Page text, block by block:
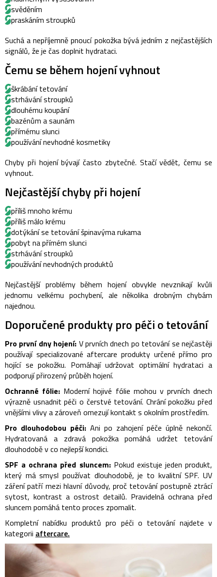
svěděním
praskáním stroupků
Suchá a nepříjemně pnoucí pokožka bývá jedním z nejčastějších
signálů, že je čas doplnit hydrataci.
Čemu se během hojení vyhnout
škrábání tetování
strhávání stroupků
dlouhému koupání
bazénům a saunám
přímému slunci
používání nevhodné kosmetiky
Chyby při hojení bývají často zbytečné. Stačí vědět, čemu se
vyhnout.
Nejčastější chyby při hojení
příliš mnoho krému
příliš málo krému
dotýkání se tetování špinavýma rukama
pobyt na přímém slunci
strhávání stroupků
používání nevhodných produktů
Nejčastější problémy během hojení obvykle nevznikají kvůli
jednomu velkému pochybení, ale několika drobným chybám
najednou.
Doporučené produkty pro péči o tetování
Pro první dny hojení: V prvních dnech po tetování se nejčastěji
používají specializované aftercare produkty určené přímo pro
hojící se pokožku. Pomáhají udržovat optimální hydrataci a
podporují přirozený průběh hojení.
Ochranné fólie: Moderní hojivé fólie mohou v prvních dnech
výrazně usnadnit péči o čerstvé tetování. Chrání pokožku před
vnějšími vlivy a zároveň omezují kontakt s okolním prostředím.
Pro dlouhodobou péči: Ani po zahojení péče úplně nekončí.
Hydratovaná a zdravá pokožka pomáhá udržet tetování
dlouhodobě v co nejlepší kondici.
SPF a ochrana před sluncem: Pokud existuje jeden produkt,
který má smysl používat dlouhodobě, je to kvalitní SPF. UV
záření patří mezi hlavní důvody, proč tetování postupně ztrácí
sytost, kontrast a ostrost detailů. Pravidelná ochrana před
sluncem pomáhá tento proces zpomalit.
Kompletní nabídku produktů pro péči o tetování najdete v
kategorii aftercare.